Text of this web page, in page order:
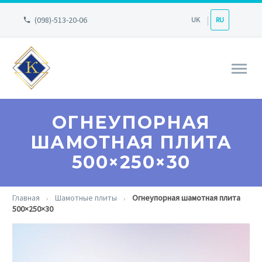
(098)-513-20-06 UK RU
ОГНЕУПОРНАЯ
ШАМОТНАЯ ПЛИТА
500×250×30
Главная Шамотные плиты
Огнеупорная шамотная плита
500×250×30